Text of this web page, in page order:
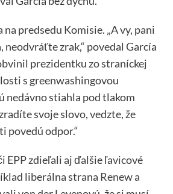
predsedu Komisie. „A vy, pani
neodvráťte zrak,“ povedal García
prezidentku zo straníckej
s greenwashingovou
nedávno stiahla pod tlakom
svoje slovo, vedzte, že
povedú odpor.“
EPP zdieľali aj ďalšie ľavicové
liberálna strana Renew a